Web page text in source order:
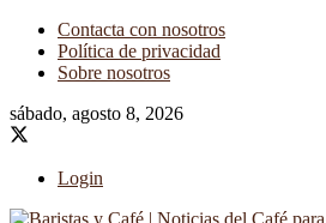
Contacta con nosotros
Política de privacidad
Sobre nosotros
sábado, agosto 8, 2026
Login